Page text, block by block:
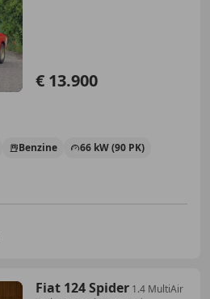
€ 13.900
Benzine 66 kW (90 PK)
Fiat 124 Spider 1.4 MultiAir